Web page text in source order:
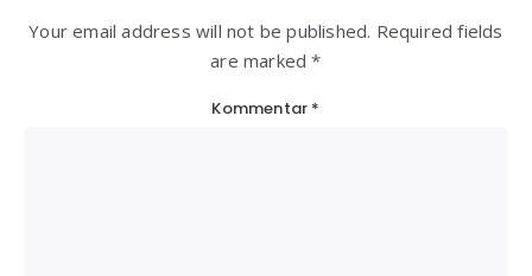
Your email address will not be published. Required fields
are marked *
Kommentar *